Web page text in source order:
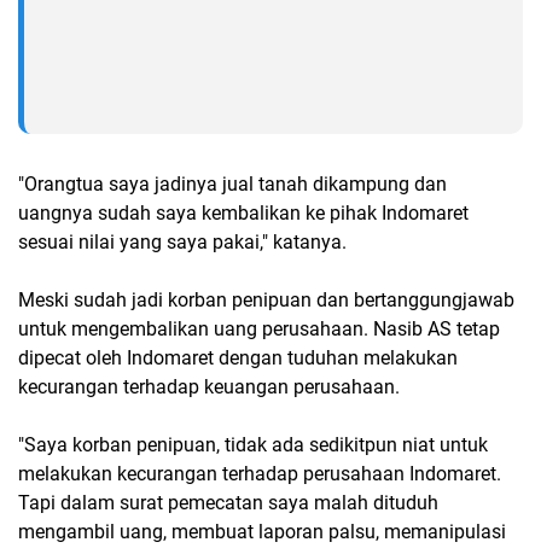
"Orangtua saya jadinya jual tanah dikampung dan
uangnya sudah saya kembalikan ke pihak Indomaret
sesuai nilai yang saya pakai," katanya.
Meski sudah jadi korban penipuan dan bertanggungjawab
untuk mengembalikan uang perusahaan. Nasib AS tetap
dipecat oleh Indomaret dengan tuduhan melakukan
kecurangan terhadap keuangan perusahaan.
"Saya korban penipuan, tidak ada sedikitpun niat untuk
melakukan kecurangan terhadap perusahaan Indomaret.
Tapi dalam surat pemecatan saya malah dituduh
mengambil uang, membuat laporan palsu, memanipulasi